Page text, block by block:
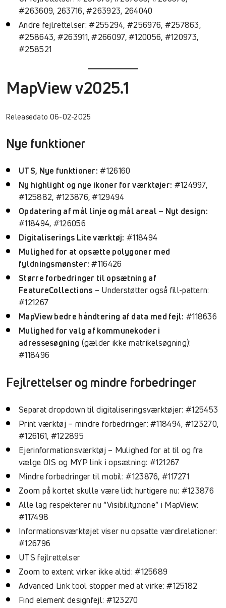
#263609, 263716, #263923, 264040
Andre fejlrettelser: #255294, #256976, #257863,
#258643, #263911, #266097, #120056, #120973,
#258521
MapView v2025.1
Releasedato 06-02-2025
Nye funktioner
UTS, Nye funktioner: #126160
Ny highlight og nye ikoner for værktøjer: #124997,
#125882, #123876, #129494
Opdatering af mål linje og mål areal – Nyt design:
#118494, #126056
Digitaliserings Lite værktøj: #118494
Mulighed for at opsætte polygoner med
fyldningsmønster: #116426
Større forbedringer til opsætning af
FeatureCollections – Understøtter også fill-pattern:
#121267
MapView bedre håndtering af data med fejl: #118636
Mulighed for valg af kommunekoder i
adressesøgning (gælder ikke matrikelsøgning):
#118496
Fejlrettelser og mindre forbedringer
Separat dropdown til digitaliseringsværktøjer: #125453
Print værktøj – mindre forbedringer: #118494, #123270,
#126161, #122895
Ejerinformationsværktøj – Mulighed for at til og fra
vælge OIS og MYP link i opsætning: #121267
Mindre forbedringer til mobil: #123876, #117271
Zoom på kortet skulle være lidt hurtigere nu: #123876
Alle lag respekterer nu “Visibility:none” i MapView:
#117498
Informationsværktøjet viser nu opsatte værdirelationer:
#126796
UTS fejlrettelser
Zoom to extent virker ikke altid: #125689
Advanced Link tool stopper med at virke: #125182
Find element designfejl: #123270